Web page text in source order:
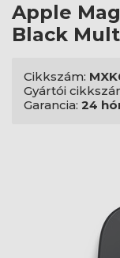
Apple
Black
Cikkszám:
Gyártói
Garancia: 24